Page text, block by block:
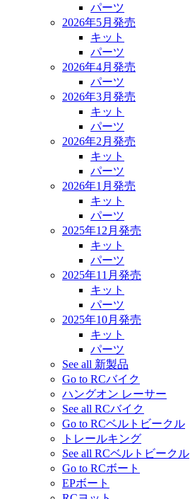
パーツ
2026年5月発売
キット
パーツ
2026年4月発売
パーツ
2026年3月発売
キット
パーツ
2026年2月発売
キット
パーツ
2026年1月発売
キット
パーツ
2025年12月発売
キット
パーツ
2025年11月発売
キット
パーツ
2025年10月発売
キット
パーツ
See all 新製品
Go to RCバイク
ハングオン レーサー
See all RCバイク
Go to RCベルトビークル
トレールキング
See all RCベルトビークル
Go to RCボート
EPボート